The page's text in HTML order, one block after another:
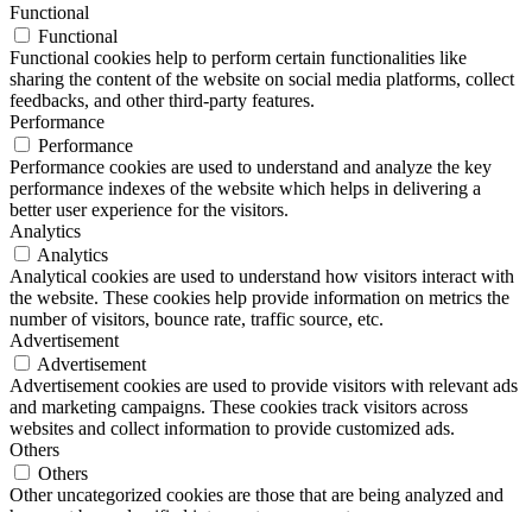
Functional
Functional
Functional cookies help to perform certain functionalities like
sharing the content of the website on social media platforms, collect
feedbacks, and other third-party features.
Performance
Performance
Performance cookies are used to understand and analyze the key
performance indexes of the website which helps in delivering a
better user experience for the visitors.
Analytics
Analytics
Analytical cookies are used to understand how visitors interact with
the website. These cookies help provide information on metrics the
number of visitors, bounce rate, traffic source, etc.
Advertisement
Advertisement
Advertisement cookies are used to provide visitors with relevant ads
and marketing campaigns. These cookies track visitors across
websites and collect information to provide customized ads.
Others
Others
Other uncategorized cookies are those that are being analyzed and